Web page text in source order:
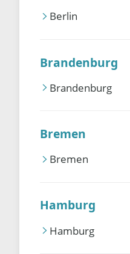
Berlin
Brandenburg
Brandenburg
Bremen
Bremen
Hamburg
Hamburg